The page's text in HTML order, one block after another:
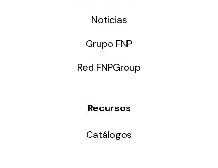
Noticias
Grupo FNP
Red FNPGroup
Recursos
Catálogos